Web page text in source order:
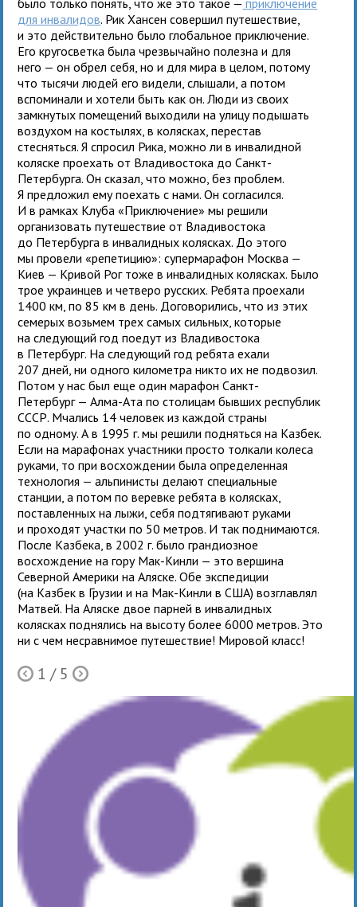
для инвалидов. Рик Хансен совершил путешествие,
и это действительно было глобальное приключение.
Его кругосветка была чрезвычайно полезна и для
него — он обрел себя, но и для мира в целом, потому
что тысячи людей его видели, слышали, а потом
вспоминали и хотели быть как он. Люди из своих
замкнутых помещений выходили на улицу подышать
воздухом на костылях, в колясках, перестав
стесняться. Я спросил Рика, можно ли в инвалидной
коляске проехать от Владивостока до Санкт-
Петербурга. Он сказал, что можно, без проблем.
Я предложил ему поехать с нами. Он согласился.
И в рамках Клуба «Приключение» мы решили
организовать путешествие от Владивостока
до Петербурга в инвалидных колясках. До этого
мы провели «репетицию»: супермарафон Москва —
Киев — Кривой Рог тоже в инвалидных колясках. Было
трое украинцев и четверо русских. Ребята проехали
1400 км, по 85 км в день. Договорились, что из этих
семерых возьмем трех самых сильных, которые
на следующий год поедут из Владивостока
в Петербург. На следующий год ребята ехали
207 дней, ни одного километра никто их не подвозил.
Потом у нас был еще один марафон Санкт-
Петербург — Алма-Ата по столицам бывших республик
СССР. Мчались 14 человек из каждой страны
по одному. А в 1995 г. мы решили подняться на Казбек.
Если на марафонах участники просто толкали колеса
руками, то при восхождении была определенная
технология — альпинисты делают специальные
станции, а потом по веревке ребята в колясках,
поставленных на лыжи, себя подтягивают руками
и проходят участки по 50 метров. И так поднимаются.
После Казбека, в 2002 г. было грандиозное
восхождение на гору Мак-Кинли — это вершина
Северной Америки на Аляске. Обе экспедиции
(на Казбек в Грузии и на Мак-Кинли в США) возглавлял
Матвей. На Аляске двое парней в инвалидных
колясках поднялись на высоту более 6000 метров. Это
ни с чем несравнимое путешествие! Мировой класс!
Ò 1 / 5Õ